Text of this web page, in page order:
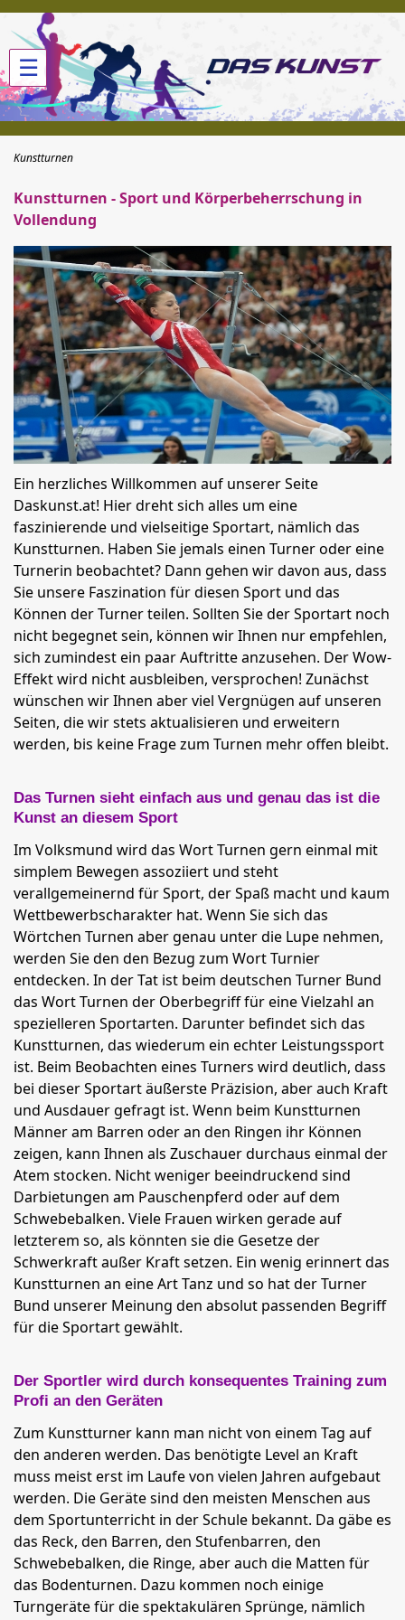
☰
Kunstturnen
Kunstturnen - Sport und Körperbeherrschung in
Vollendung
Ein herzliches Willkommen auf unserer Seite
Daskunst.at! Hier dreht sich alles um eine
faszinierende und vielseitige Sportart, nämlich das
Kunstturnen. Haben Sie jemals einen Turner oder eine
Turnerin beobachtet? Dann gehen wir davon aus, dass
Sie unsere Faszination für diesen Sport und das
Können der Turner teilen. Sollten Sie der Sportart noch
nicht begegnet sein, können wir Ihnen nur empfehlen,
sich zumindest ein paar Auftritte anzusehen. Der Wow-
Effekt wird nicht ausbleiben, versprochen! Zunächst
wünschen wir Ihnen aber viel Vergnügen auf unseren
Seiten, die wir stets aktualisieren und erweitern
werden, bis keine Frage zum Turnen mehr offen bleibt.
Das Turnen sieht einfach aus und genau das ist die
Kunst an diesem Sport
Im Volksmund wird das Wort Turnen gern einmal mit
simplem Bewegen assoziiert und steht
verallgemeinernd für Sport, der Spaß macht und kaum
Wettbewerbscharakter hat. Wenn Sie sich das
Wörtchen Turnen aber genau unter die Lupe nehmen,
werden Sie den den Bezug zum Wort Turnier
entdecken. In der Tat ist beim deutschen Turner Bund
das Wort Turnen der Oberbegriff für eine Vielzahl an
spezielleren Sportarten. Darunter befindet sich das
Kunstturnen, das wiederum ein echter Leistungssport
ist. Beim Beobachten eines Turners wird deutlich, dass
bei dieser Sportart äußerste Präzision, aber auch Kraft
und Ausdauer gefragt ist. Wenn beim Kunstturnen
Männer am Barren oder an den Ringen ihr Können
zeigen, kann Ihnen als Zuschauer durchaus einmal der
Atem stocken. Nicht weniger beeindruckend sind
Darbietungen am Pauschenpferd oder auf dem
Schwebebalken. Viele Frauen wirken gerade auf
letzterem so, als könnten sie die Gesetze der
Schwerkraft außer Kraft setzen. Ein wenig erinnert das
Kunstturnen an eine Art Tanz und so hat der Turner
Bund unserer Meinung den absolut passenden Begriff
für die Sportart gewählt.
Der Sportler wird durch konsequentes Training zum
Profi an den Geräten
Zum Kunstturner kann man nicht von einem Tag auf
den anderen werden. Das benötigte Level an Kraft
muss meist erst im Laufe von vielen Jahren aufgebaut
werden. Die Geräte sind den meisten Menschen aus
dem Sportunterricht in der Schule bekannt. Da gäbe es
das Reck, den Barren, den Stufenbarren, den
Schwebebalken, die Ringe, aber auch die Matten für
das Bodenturnen. Dazu kommen noch einige
Turngeräte für die spektakulären Sprünge, nämlich